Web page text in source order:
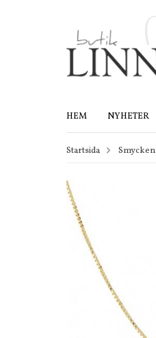
HEM NYHETER
Startsida Smycken